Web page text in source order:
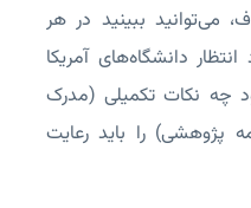
می‌توانید ببینید در هر
دانشگاه‌های آمریکا
چه نکات تکمیلی (مدرک
پژوهشی) را باید رعایت